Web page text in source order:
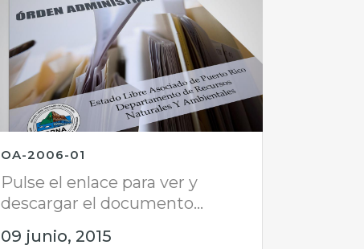
OA-2006-01
Pulse el enlace para ver y
descargar el documento...
09 junio, 2015